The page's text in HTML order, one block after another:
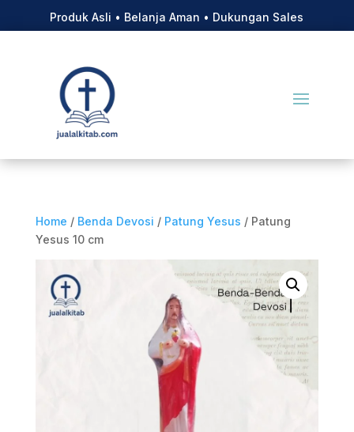
Produk Asli • Belanja Aman • Dukungan Sales
Home / Benda Devosi / Patung Yesus / Patung
Yesus 10 cm